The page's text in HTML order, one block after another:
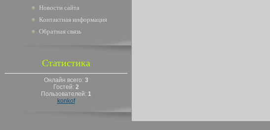
Новости сайта
Контактная информация
Обратная связь
Статистика
Онлайн всего: 3
Гостей: 2
Пользователей: 1
konkof